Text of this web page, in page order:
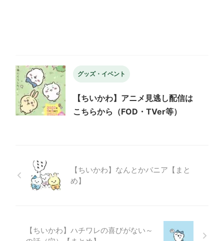
グッズ・イベント
【ちいかわ】アニメ見逃し配信は
こちらから（FOD・TVer等）
【ちいかわ】なんとかバニア【まと
め】
【ちいかわ】ハチワレの喜びがない～